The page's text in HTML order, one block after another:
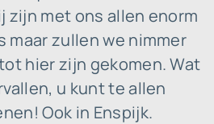
zijn met ons allen enorm
maar zullen we nimmer
hier zijn gekomen. Wat
u kunt te allen
Ook in Enspijk.